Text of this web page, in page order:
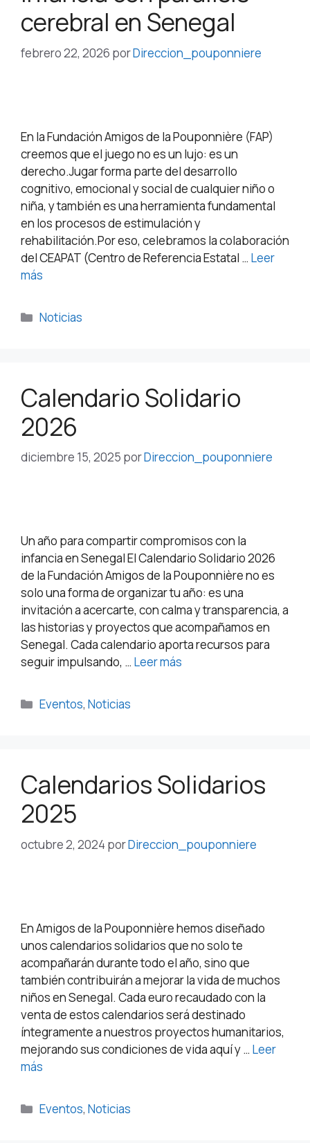
cerebral en Senegal
febrero 22, 2026 porDireccion_pouponniere
En la Fundación Amigos de la Pouponnière (FAP)
creemos que el juego no es un lujo: es un
derecho.Jugar forma parte del desarrollo
cognitivo, emocional y social de cualquier niño o
niña, y también es una herramienta fundamental
en los procesos de estimulación y
rehabilitación.Por eso, celebramos la colaboración
del CEAPAT (Centro de Referencia Estatal … Leer
más
Noticias
Calendario Solidario
2026
diciembre 15, 2025 porDireccion_pouponniere
Un año para compartir compromisos con la
infancia en Senegal El Calendario Solidario 2026
de la Fundación Amigos de la Pouponnière no es
solo una forma de organizar tu año: es una
invitación a acercarte, con calma y transparencia, a
las historias y proyectos que acompañamos en
Senegal. Cada calendario aporta recursos para
seguir impulsando, … Leer más
Eventos,Noticias
Calendarios Solidarios
2025
octubre 2, 2024 porDireccion_pouponniere
En Amigos de la Pouponnière hemos diseñado
unos calendarios solidarios que no solo te
acompañarán durante todo el año, sino que
también contribuirán a mejorar la vida de muchos
niños en Senegal. Cada euro recaudado con la
venta de estos calendarios será destinado
íntegramente a nuestros proyectos humanitarios,
mejorando sus condiciones de vida aquí y … Leer
más
Eventos,Noticias